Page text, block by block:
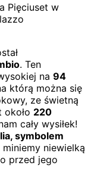
Pięciuset w
. Ten
na 94
którą można się
ze świetną
220
cały wysiłek!
symbolem
niewielką
przed jego